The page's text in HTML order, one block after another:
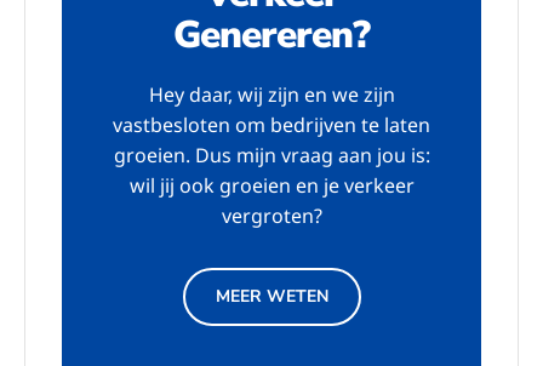
Genereren?
Hey daar, wij zijn en we zijn
vastbesloten om bedrijven te laten
groeien. Dus mijn vraag aan jou is:
wil jij ook groeien en je verkeer
vergroten?
MEER WETEN